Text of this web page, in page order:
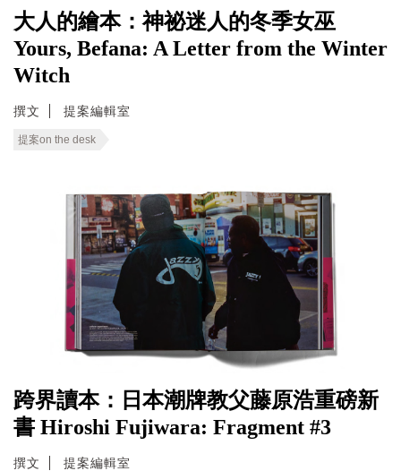
大人的繪本：神祕迷人的冬季女巫
Yours, Befana: A Letter from the Winter
Witch
撰文 提案編輯室
提案on the desk
跨界讀本：日本潮牌教父藤原浩重磅新
書 Hiroshi Fujiwara: Fragment #3
撰文 提案編輯室